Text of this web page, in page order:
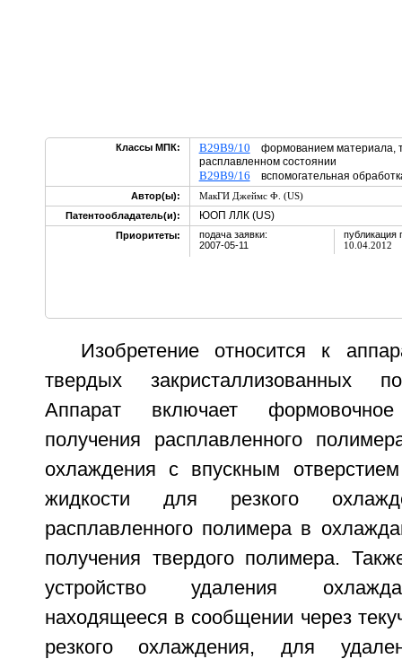
Классы МПК: B29B9/10 формованием материала,
расплавленном состоянии
B29B9/16 вспомогательная
Автор(ы):
МакГИ Джеймс Ф. (US)
Патентообладатель(и):
ЮОП ЛЛК (US)
Приоритеты:
подача заявки:
2007-05-11
публикация
10.04.2012
Изобретение относится к
твердых закристаллизованных
Аппарат включает
получения расплавленного
охлаждения с впускным
жидкости для резкого
расплавленного полимера в
получения твердого полимера.
устройство удаления
находящееся в сообщении через
резкого охлаждения, для